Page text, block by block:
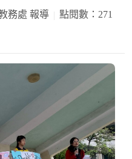
務處 報導
點閱數：271